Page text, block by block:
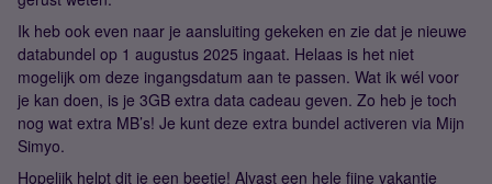
Ik heb ook even naar je aansluiting gekeken en zie dat je nieuwe
databundel op 1 augustus 2025 ingaat. Helaas is het niet
mogelijk om deze ingangsdatum aan te passen. Wat ik wél voor
je kan doen, is je 3GB extra data cadeau geven. Zo heb je toch
nog wat extra MB’s! Je kunt deze extra bundel activeren via Mijn
Simyo.
Hopelijk helpt dit je een beetje! Alvast een hele fijne vakantie